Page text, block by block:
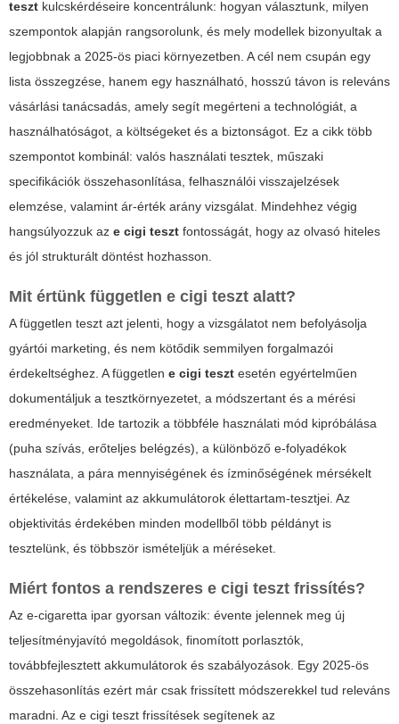
teszt kulcskérdéseire koncentrálunk: hogyan választunk, milyen
szempontok alapján rangsorolunk, és mely modellek bizonyultak a
legjobbnak a 2025-ös piaci környezetben. A cél nem csupán egy
lista összegzése, hanem egy használható, hosszú távon is releváns
vásárlási tanácsadás, amely segít megérteni a technológiát, a
használhatóságot, a költségeket és a biztonságot. Ez a cikk több
szempontot kombinál: valós használati tesztek, műszaki
specifikációk összehasonlítása, felhasználói visszajelzések
elemzése, valamint ár-érték arány vizsgálat. Mindehhez végig
hangsúlyozzuk az e cigi teszt fontosságát, hogy az olvasó hiteles
és jól strukturált döntést hozhasson.
Mit értünk független e cigi teszt alatt?
A független teszt azt jelenti, hogy a vizsgálatot nem befolyásolja
gyártói marketing, és nem kötődik semmilyen forgalmazói
érdekeltséghez. A független e cigi teszt esetén egyértelműen
dokumentáljuk a tesztkörnyezetet, a módszertant és a mérési
eredményeket. Ide tartozik a többféle használati mód kipróbálása
(puha szívás, erőteljes belégzés), a különböző e-folyadékok
használata, a pára mennyiségének és ízminőségének mérsékelt
értékelése, valamint az akkumulátorok élettartam-tesztjei. Az
objektivitás érdekében minden modellből több példányt is
tesztelünk, és többször ismételjük a méréseket.
Miért fontos a rendszeres e cigi teszt frissítés?
Az e-cigaretta ipar gyorsan változik: évente jelennek meg új
teljesítményjavító megoldások, finomított porlasztók,
továbbfejlesztett akkumulátorok és szabályozások. Egy 2025-ös
összehasonlítás ezért már csak frissített módszerekkel tud releváns
maradni. Az e cigi teszt frissítések segítenek az